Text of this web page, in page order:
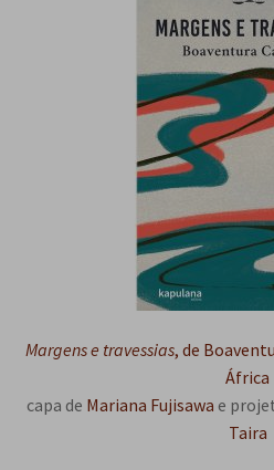
Margens e travessias, de
África
capa de Mariana Fujisawa e
Taira